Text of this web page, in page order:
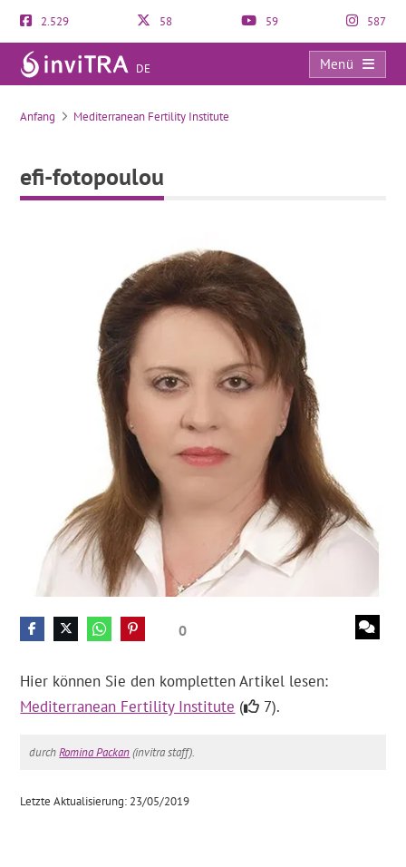
2.529 58 59 587
DE
Menü
efi-fotopoulou
Anfang Mediterranean Fertility Institute
efi-fotopoulou
0
Hier können Sie den kompletten Artikel lesen:
Mediterranean Fertility Institute ( 7).
durchRomina Packan(invitra staff).
Letzte Aktualisierung: 23/05/2019